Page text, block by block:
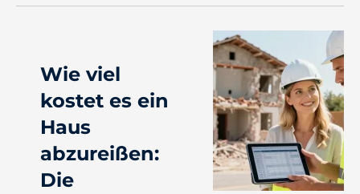
Wie viel
kostet es ein
Haus
abzureißen:
Die